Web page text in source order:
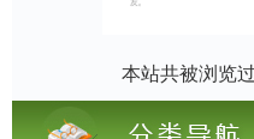
本站共被浏览